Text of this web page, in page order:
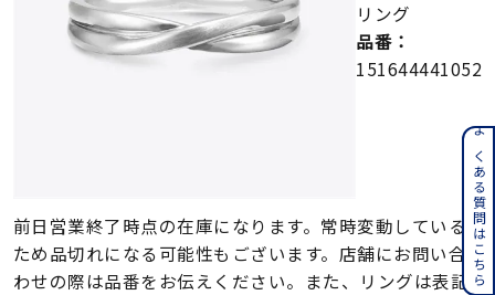
リング
品番：
151644441052
前日営業終了時点の在庫になります。常時変動している
ため品切れになる可能性もございます。店舗にお問い合
わせの際は品番をお伝えください。また、リングは表記 よくある質問はこちら